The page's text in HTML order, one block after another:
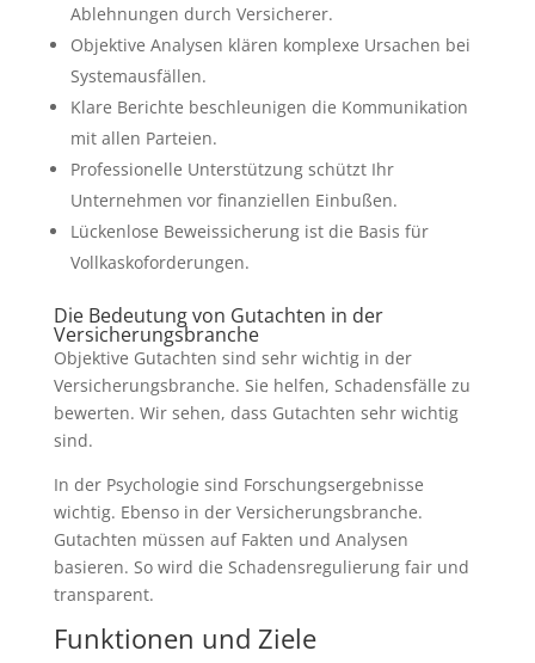
Ablehnungen durch Versicherer.
Objektive Analysen klären komplexe Ursachen bei
Systemausfällen.
Klare Berichte beschleunigen die Kommunikation
mit allen Parteien.
Professionelle Unterstützung schützt Ihr
Unternehmen vor finanziellen Einbußen.
Lückenlose Beweissicherung ist die Basis für
Vollkaskoforderungen.
Die Bedeutung von Gutachten in der
Versicherungsbranche
Objektive Gutachten sind sehr wichtig in der
Versicherungsbranche. Sie helfen, Schadensfälle zu
bewerten. Wir sehen, dass Gutachten sehr wichtig
sind.
In der Psychologie sind Forschungsergebnisse
wichtig. Ebenso in der Versicherungsbranche.
Gutachten müssen auf Fakten und Analysen
basieren. So wird die Schadensregulierung fair und
transparent.
Funktionen und Ziele